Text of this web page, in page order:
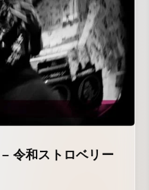
令和ストロベリー